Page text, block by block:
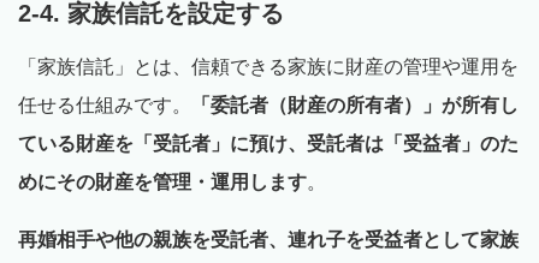
2-4. 家族信託を設定する
「家族信託」とは、信頼できる家族に財産の管理や運用を
任せる仕組みです。
「委託者（財産の所有者）」が所有し
ている財産を「受託者」に預け、受託者は「受益者」のた
めにその財産を管理・運用します。
再婚相手や他の親族を受託者、連れ子を受益者として家族